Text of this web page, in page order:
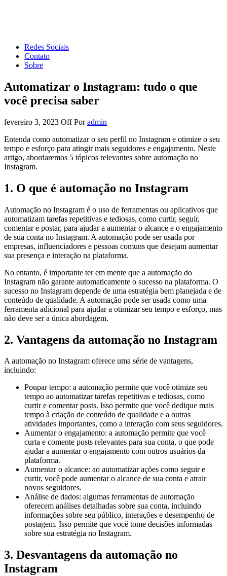
Redes Sociais
Contato
Sobre
Automatizar o Instagram: tudo o que
você precisa saber
fevereiro 3, 2023 OffPor admin
Entenda como automatizar o seu perfil no Instagram e otimize o seu
tempo e esforço para atingir mais seguidores e engajamento. Neste
artigo, abordaremos 5 tópicos relevantes sobre automação no
Instagram.
1. O que é automação no Instagram
Automação no Instagram é o uso de ferramentas ou aplicativos que
automatizam tarefas repetitivas e tediosas, como curtir, seguir,
comentar e postar, para ajudar a aumentar o alcance e o engajamento
de sua conta no Instagram. A automação pode ser usada por
empresas, influenciadores e pessoas comuns que desejam aumentar
sua presença e interação na plataforma.
No entanto, é importante ter em mente que a automação do
Instagram não garante automaticamente o sucesso na plataforma. O
sucesso no Instagram depende de uma estratégia bem planejada e de
conteúdo de qualidade. A automação pode ser usada como uma
ferramenta adicional para ajudar a otimizar seu tempo e esforço, mas
não deve ser a única abordagem.
2. Vantagens da automação no Instagram
A automação no Instagram oferece uma série de vantagens,
incluindo:
Poupar tempo: a automação permite que você otimize seu
tempo ao automatizar tarefas repetitivas e tediosas, como
curtir e comentar posts. Isso permite que você dedique mais
tempo à criação de conteúdo de qualidade e a outras
atividades importantes, como a interação com seus seguidores.
Aumentar o engajamento: a automação permite que você
curta e comente posts relevantes para sua conta, o que pode
ajudar a aumentar o engajamento com outros usuários da
plataforma.
Aumentar o alcance: ao automatizar ações como seguir e
curtir, você pode aumentar o alcance de sua conta e atrair
novos seguidores.
Análise de dados: algumas ferramentas de automação
oferecem análises detalhadas sobre sua conta, incluindo
informações sobre seu público, interações e desempenho de
postagem. Isso permite que você tome decisões informadas
sobre sua estratégia no Instagram.
3. Desvantagens da automação no
Instagram